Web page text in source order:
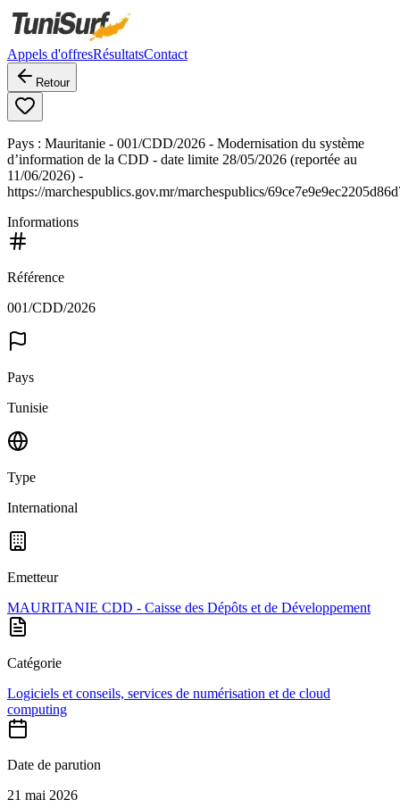
Appels d'offresRésultatsContact
Retour
Pays : Mauritanie - 001/CDD/2026 - Modernisation du système
d’information de la CDD - date limite 28/05/2026 (reportée au
11/06/2026) -
https://marchespublics.gov.mr/marchespublics/
Informations
Référence
001/CDD/2026
Pays
Tunisie
Type
International
Emetteur
MAURITANIE CDD - Caisse des Dépôts et de Développement
Catégorie
Logiciels et conseils, services de numérisation et de cloud
computing
Date de parution
21 mai 2026